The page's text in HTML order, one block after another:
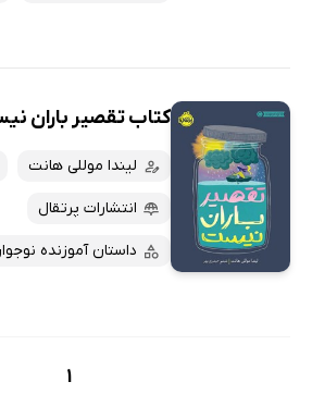
کتاب تقصیر باران
لیندا موللی هانت
انتشارات پرتقال
داستان آموزنده
1